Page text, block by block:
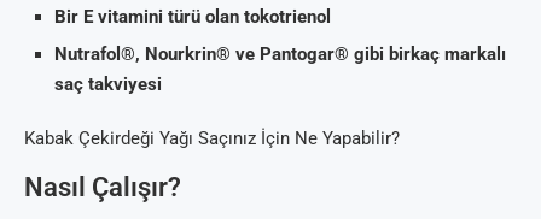
Bir E vitamini türü olan tokotrienol
Nutrafol®, Nourkrin® ve Pantogar® gibi birkaç markalı
saç takviyesi
Kabak Çekirdeği Yağı Saçınız İçin Ne Yapabilir?
Nasıl Çalışır?